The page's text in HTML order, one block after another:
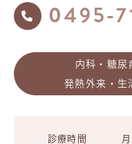
0495-
内科・糖尿
発熱外来・生
診療時間 月